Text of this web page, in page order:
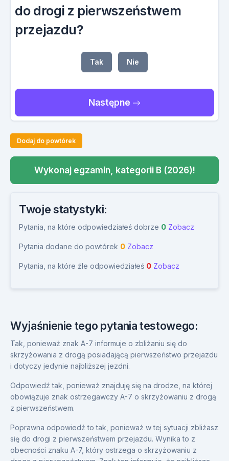
do drogi z pierwszeństwem
przejazdu?
Tak Nie
Następne
Dodaj do powtórek
Wykonaj egzamin, kategorii B (2026)!
Twoje statystyki:
Pytania, na które odpowiedziałeś dobrze 0 Zobacz
Pytania dodane do powtórek 0 Zobacz
Pytania, na które źle odpowiedziałeś 0 Zobacz
Wyjaśnienie tego pytania testowego:
Tak, ponieważ znak A-7 informuje o zbliżaniu się do
skrzyżowania z drogą posiadającą pierwszeństwo przejazdu
i dotyczy jedynie najbliższej jezdni.
Odpowiedź tak, ponieważ znajduję się na drodze, na której
obowiązuje znak ostrzegawczy A-7 o skrzyżowaniu z drogą
z pierwszeństwem.
Poprawna odpowiedź to tak, ponieważ w tej sytuacji zbliżasz
się do drogi z pierwszeństwem przejazdu. Wynika to z
obecności znaku A-7, który ostrzega o skrzyżowaniu z